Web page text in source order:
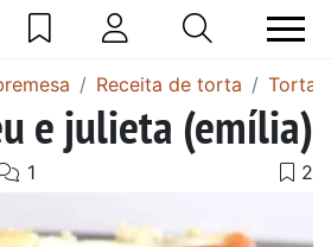
Receita de torta Torta
e julieta (emília)